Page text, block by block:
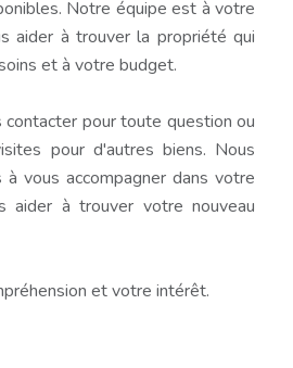
Notre équipe est à votre
aider à trouver la propriété qui
et à votre budget.
contacter pour toute question ou
pour d'autres biens. Nous
vous accompagner dans votre
aider à trouver votre nouveau
et votre intérêt.